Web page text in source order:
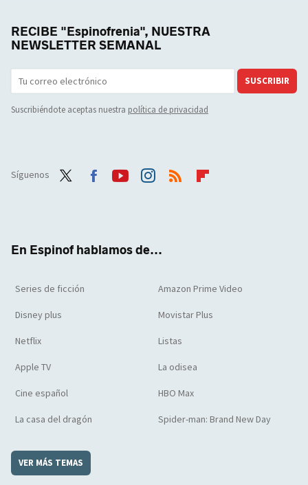
RECIBE "Espinofrenia", NUESTRA
NEWSLETTER SEMANAL
SUSCRIBIR
Suscribiéndote aceptas nuestra política de privacidad
Síguenos
En Espinof hablamos de...
Series de ficción Amazon Prime Video
Disney plus Movistar Plus
Netflix Listas
Apple TV La odisea
Cine español HBO Max
La casa del dragón Spider-man: Brand New Day
VER MÁS TEMAS